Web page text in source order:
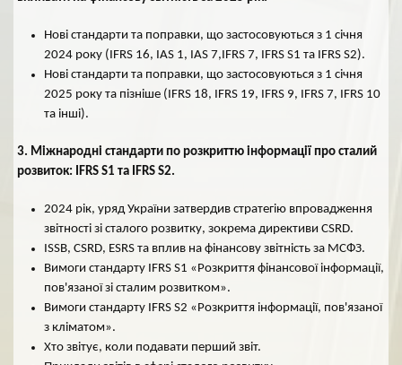
Нові стандарти та поправки, що застосовуються з 1 січня
2024 року (IFRS 16, IAS 1, IAS 7,IFRS 7, IFRS S1 та IFRS S2).
Нові стандарти та поправки, що застосовуються з 1 січня
2025 року та пізніше (IFRS 18, IFRS 19, IFRS 9, IFRS 7, IFRS 10
та інші).
3. Міжнародні стандарти по розкриттю інформації про сталий
розвиток: IFRS S1 та IFRS S2.
2024 рік, уряд України затвердив стратегію впровадження
звітності зі сталого розвитку, зокрема директиви CSRD.
ISSB, CSRD, ESRS та вплив на фінансову звітність за МСФЗ.
Вимоги стандарту IFRS S1 «Розкриття фінансової інформації,
пов'язаної зі сталим розвитком».
Вимоги стандарту IFRS S2 «Розкриття інформації, пов'язаної
з кліматом».
Хто звітує, коли подавати перший звіт.